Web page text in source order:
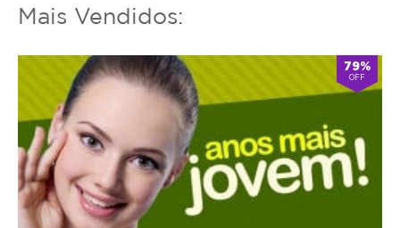
Mais Vendidos:
79%
OFF